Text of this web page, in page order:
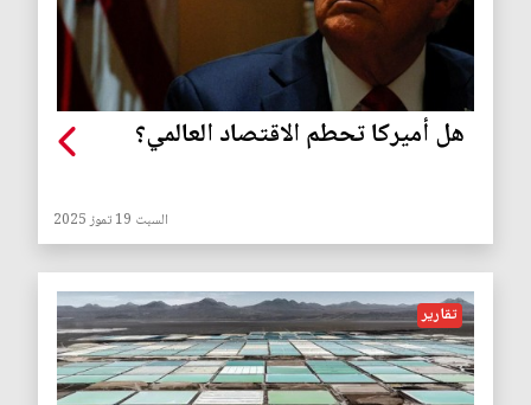
هل أميركا تحطم الاقتصاد العالمي؟
السبت 19 تموز 2025
تقارير